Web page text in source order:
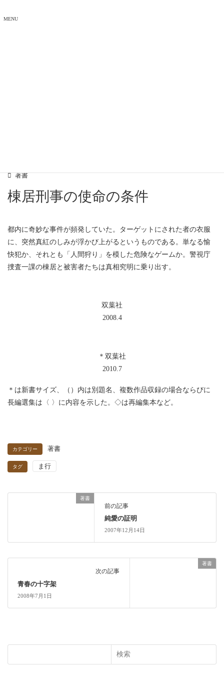
著書
棟居刑事の使命の条件
都内に奇妙な事件が頻発していた。ターゲットにされた者の衣服
に、突然真紅のしみが浮かび上がるというものである。単なる愉
快犯か、それとも「人間狩り」を模した危険なゲームか。警視庁
捜査一課の棟居と被害者たちは真相究明に乗り出す。
双葉社
2008.4
＊双葉社
2010.7
＊は新書サイズ、（）内は別題名、複数作品収録の場合ならびに
長編選集は〈 〉に内容を示した。◇は再編集本など。
カテゴリー 著書
タグ ま行
著書
前の記事
純愛の証明
2007年12月14日
著書
次の記事
青春の十字架
2008年7月1日
検索
MENU